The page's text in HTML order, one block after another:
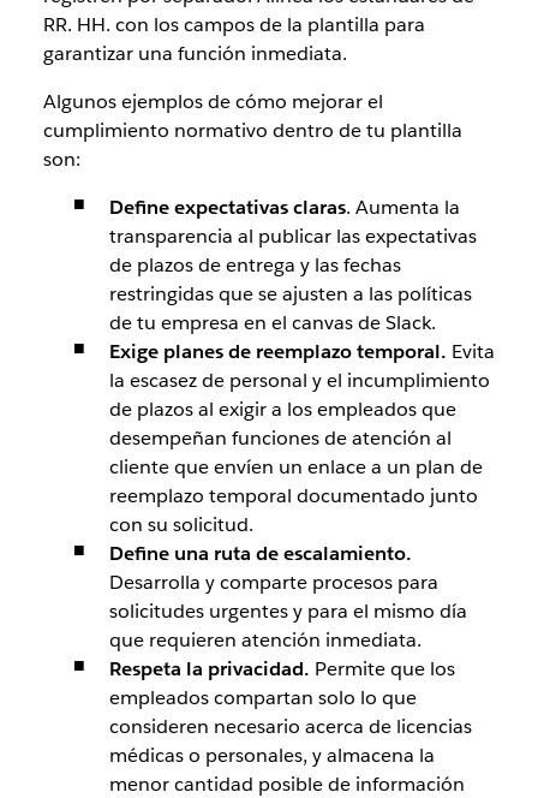
RR. HH. con los campos de la plantilla para
garantizar una función inmediata.
Algunos ejemplos de cómo mejorar el
cumplimiento normativo dentro de tu plantilla
son:
Define expectativas claras. Aumenta la
transparencia al publicar las expectativas
de plazos de entrega y las fechas
restringidas que se ajusten a las políticas
de tu empresa en el canvas de Slack.
Exige planes de reemplazo temporal. Evita
la escasez de personal y el incumplimiento
de plazos al exigir a los empleados que
desempeñan funciones de atención al
cliente que envíen un enlace a un plan de
reemplazo temporal documentado junto
con su solicitud.
Define una ruta de escalamiento.
Desarrolla y comparte procesos para
solicitudes urgentes y para el mismo día
que requieren atención inmediata.
Respeta la privacidad. Permite que los
empleados compartan solo lo que
consideren necesario acerca de licencias
médicas o personales, y almacena la
menor cantidad posible de información